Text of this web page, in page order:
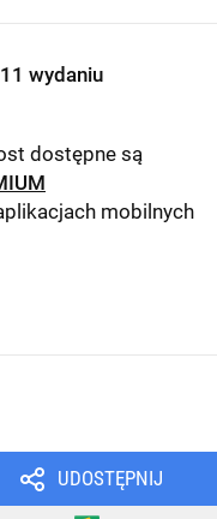
wydaniu
dostępne są
mobilnych
UDOSTĘPNIJ